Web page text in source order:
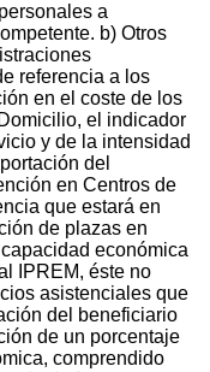
a
b) Otros
referencia a los
en el coste de los
el indicador
y de la intensidad
del
en Centros de
que estará en
de plazas en
económica
IPREM, éste no
asistenciales que
del beneficiario
de un porcentaje
comprendido